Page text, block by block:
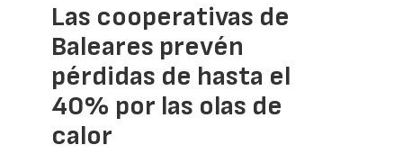
Las cooperativas de
Baleares prevén
pérdidas de hasta el
40% por las olas de
calor